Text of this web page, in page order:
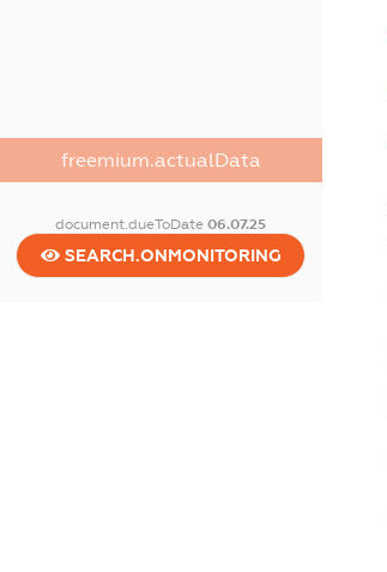
freemium.actualData
document.dueToDate06.07.25
SEARCH.ONMONITORING